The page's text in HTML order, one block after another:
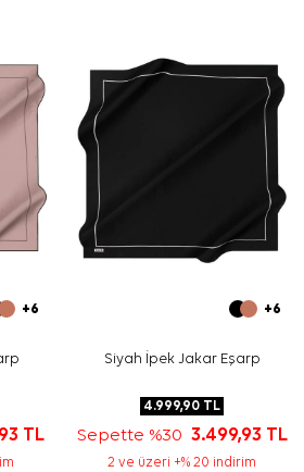
etiketindeki talimatları
eşarpların nazik bakımında
tercih edebilirsiniz.
Kare Geometrik Desenli Eşarp
nasıldır?
hangi kombinlerle kullanılır?
+6
TL
+6
Siyah İpek Jakar Eşarp
4.999,90 TL
Sepette %30 3.499,93 TL
2 ve üzeri +% 20 indirim